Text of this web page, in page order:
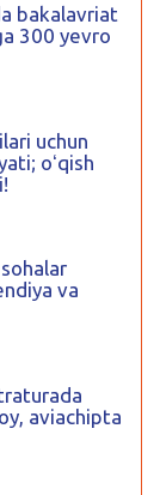
bakalavriat
300 yevro
uchun
oʻqish
va
aviachipta